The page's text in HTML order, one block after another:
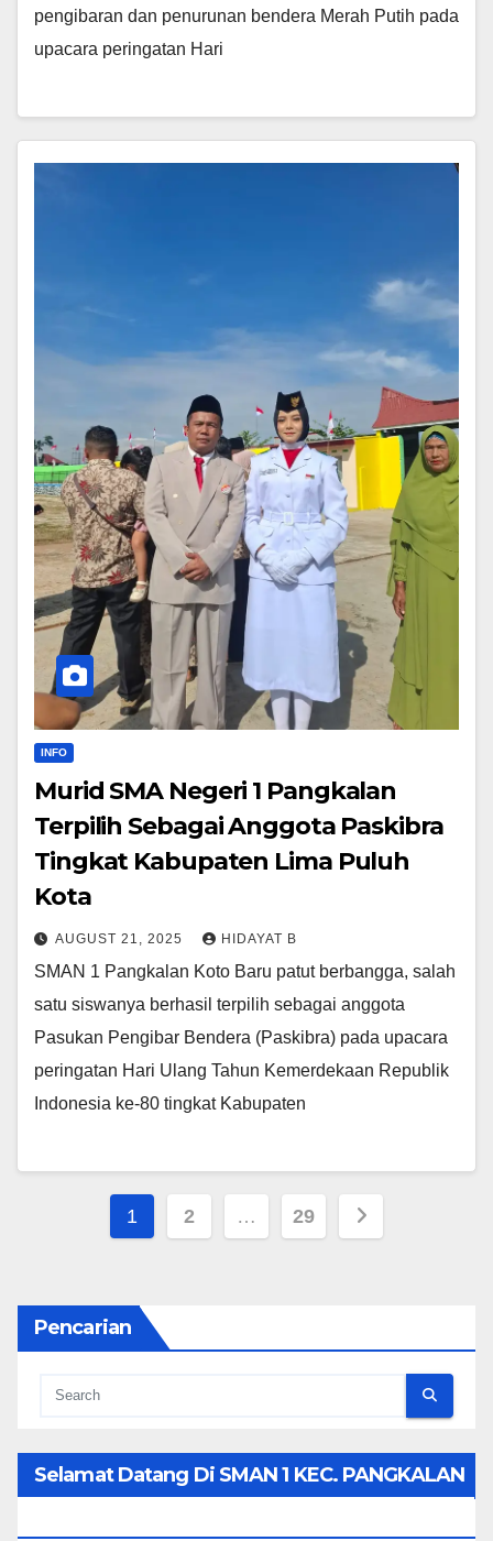
pengibaran dan penurunan bendera Merah Putih pada
upacara peringatan Hari
INFO
Murid SMA Negeri 1 Pangkalan
Terpilih Sebagai Anggota Paskibra
Tingkat Kabupaten Lima Puluh
Kota
AUGUST 21, 2025 HIDAYAT B
SMAN 1 Pangkalan Koto Baru patut berbangga, salah
satu siswanya berhasil terpilih sebagai anggota
Pasukan Pengibar Bendera (Paskibra) pada upacara
peringatan Hari Ulang Tahun Kemerdekaan Republik
Indonesia ke-80 tingkat Kabupaten
Posts
1 2 … 29
Pencarian
Selamat Datang Di SMAN 1 KEC. PANGKALAN